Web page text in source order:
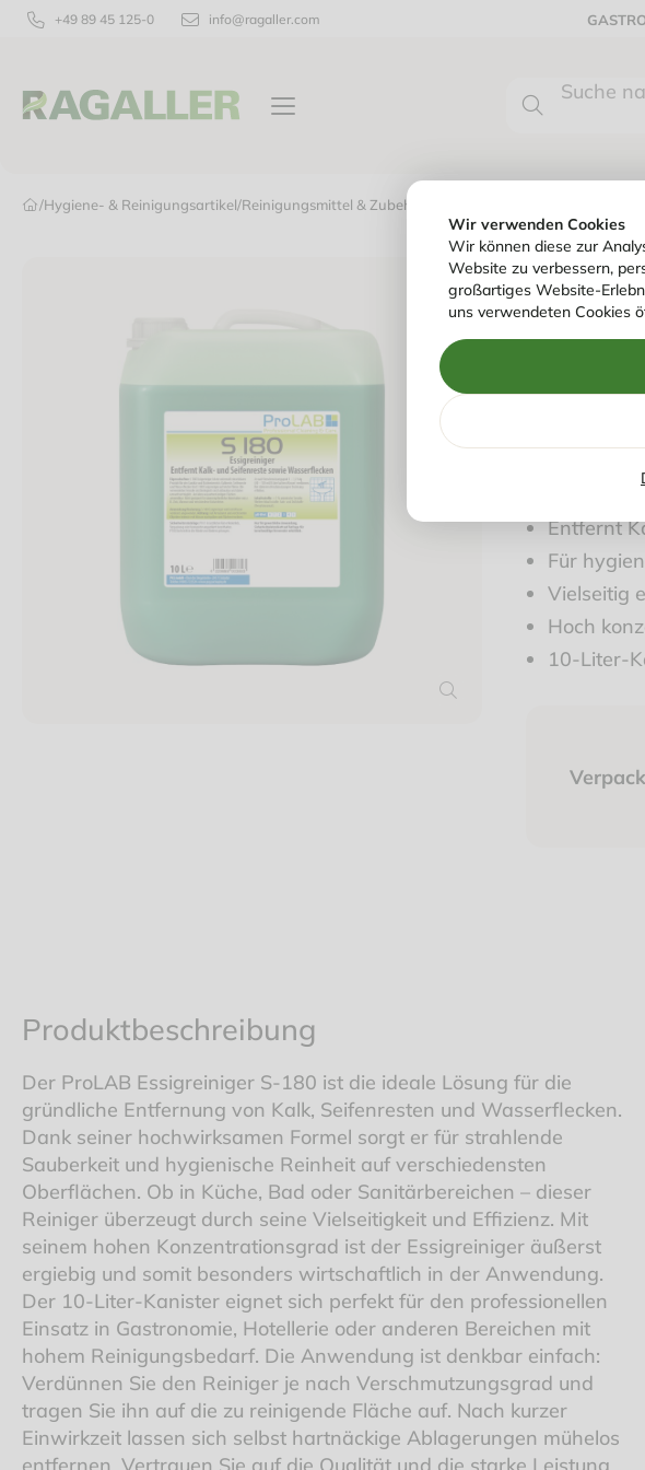
Wir verwenden Cookies
Wir können diese zur
Website zu verbessern,
großartiges Website-
uns verwendeten Cookies
+49 89 45 125-0 info@ragaller.com
Suche
/Hygiene- & Reinigungsartikel/Reinigungsmittel & Zubehör
Art. Nr.
10
Effektiver
Entfernt
Für
Vielseitig
Hoch
10-Liter-
Produktbeschreibung
Der ProLAB Essigreiniger S-180 ist die ideale Lösung für die
gründliche Entfernung von Kalk, Seifenresten und Wasserflecken.
Dank seiner hochwirksamen Formel sorgt er für strahlende
Sauberkeit und hygienische Reinheit auf verschiedensten
Oberflächen. Ob in Küche, Bad oder Sanitärbereichen – dieser
Reiniger überzeugt durch seine Vielseitigkeit und Effizienz. Mit
seinem hohen Konzentrationsgrad ist der Essigreiniger äußerst
ergiebig und somit besonders wirtschaftlich in der Anwendung.
Der 10-Liter-Kanister eignet sich perfekt für den professionellen
Einsatz in Gastronomie, Hotellerie oder anderen Bereichen mit
hohem Reinigungsbedarf. Die Anwendung ist denkbar einfach:
Verdünnen Sie den Reiniger je nach Verschmutzungsgrad und
tragen Sie ihn auf die zu reinigende Fläche auf. Nach kurzer
Einwirkzeit lassen sich selbst hartnäckige Ablagerungen mühelos